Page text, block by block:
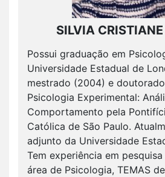
SILVIA
Possui graduação em
Universidade Estadual de
mestrado (2004) e
Psicologia Experimental:
Comportamento pela
Católica de São Paulo.
adjunto da Universidade
Tem experiência em
área de Psicologia, TEMAS